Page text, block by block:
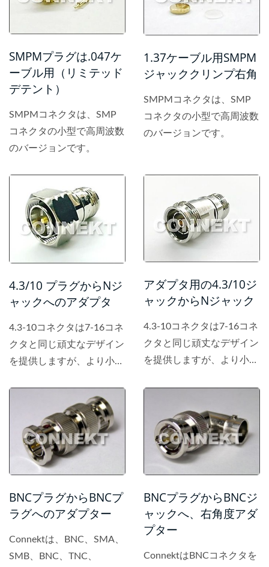
SMPMプラグは.047ケ
ーブル用（リミテッド
デテント）
SMPMコネクタは、SMP
コネクタの小型で高周波数
のバージョンです。
1.37ケーブル用SMPM
ジャッククリンプ右角
SMPMコネクタは、SMP
コネクタの小型で高周波数
のバージョンです。
4.3/10 プラグからNジ
ャックへのアダプタ
4.3-10コネクタは7-16コネ
クタと同じ頑丈なデザイン
を提供しますが、より小型
なアプリケーションを可能
アダプタ用の4.3/10ジ
ャックからNジャック
4.3-10コネクタは7-16コネ
クタと同じ頑丈なデザイン
を提供しますが、より小型
にし、6...
BNCプラグからBNCプ
ラグへのアダプター
Connektは、BNC、SMA、
SMB、BNC、TNC、
BNCプラグからBNCジ
ャックへ、右角度アダ
プター
ConnektはBNCコネクタを